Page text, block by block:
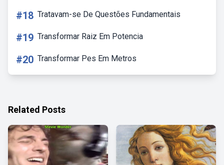
#18 Tratavam-se De Questões Fundamentais
#19 Transformar Raiz Em Potencia
#20 Transformar Pes Em Metros
Related Posts